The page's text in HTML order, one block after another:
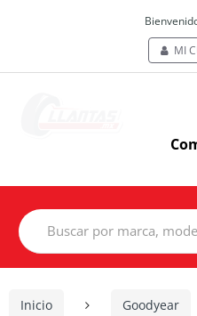
MI
Search
for:
Inicio
Goodyear